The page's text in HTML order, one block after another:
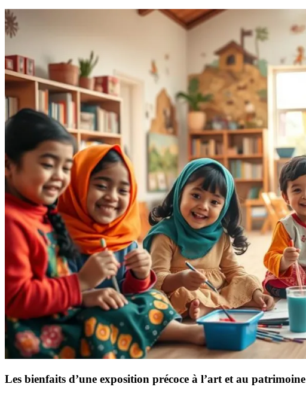
Les bienfaits d’une exposition précoce à l’art et au patrimoine